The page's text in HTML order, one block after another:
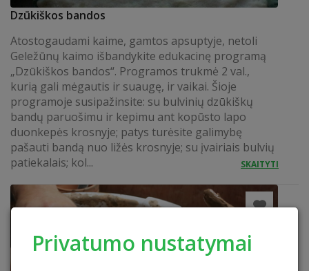
Privatumo nustatymai
Dzūkiškos bandos
Atostogaudami kaime, gamtos apsuptyje, netoli
Geležūnų kaimo išbandykite edukacinę programą
„Dzūkiškos bandos“. Programos trukmė 2 val.,
kurią gali mėgautis ir suaugę, ir vaikai. Šioje
programoje susipažinsite: su bulvinių dzūkiškų
bandų paruošimu ir kepimu ant kopūsto lapo
duonkepės krosnyje; patys turėsite galimybę
pašauti bandą nuo ližės krosnyje; su įvairiais bulvių
patiekalais; kol...
SKAITYTI